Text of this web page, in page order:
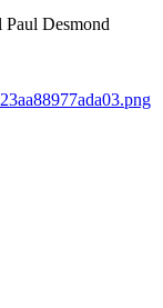
Paul Desmond